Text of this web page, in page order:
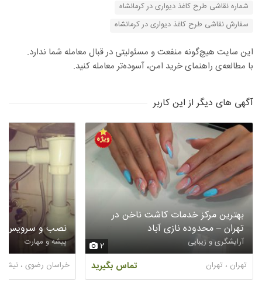
شماره نقاشی طرح کاغذ دیواری در کرمانشاه
سفارش نقاشی طرح کاغذ دیواری در کرمانشاه
این سایت هیچ‌گونه منفعت و مسئولیتی در قبال معامله شما ندارد.
با مطالعه‌ی راهنمای خرید امن، آسوده‌تر معامله کنید.
آگهی های دیگر از این کاربر
2
بهترین مرکز خدمات کاشت ناخن در
تهران – محدوده نازی آباد
آرایشگری و زیبایی
تماس بگیرید تهران ، تهران
نصب و سرویس
پیشه و مهارت
خراسان رضوی ،